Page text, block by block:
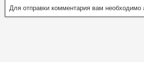
Для отправки комментария вам необходимо